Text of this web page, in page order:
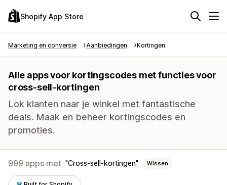
Shopify App Store
Marketing en conversie Aanbiedingen Kortingen
Alle apps voor kortingscodes met functies voor
cross-sell-kortingen
Lok klanten naar je winkel met fantastische
deals. Maak en beheer kortingscodes en
promoties.
999 apps met Cross-sell-kortingen Wissen